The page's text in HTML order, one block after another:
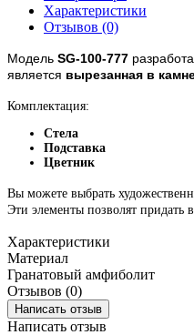
Характеристики
Отзывов (0)
Модель SG-100-777
является вырезанная в
Комплектация:
Стела
Подставка
Цветник
Вы можете выбрать
Эти элементы позволят придать
Характеристики
Материал
Гранатовый амфиболит
Отзывов (0)
Написать отзыв
Написать отзыв